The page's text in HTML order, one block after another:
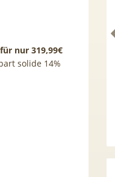
nur 319,99€
solide 14%
ING Giro + Depot
Geldeingang / U28) +
VISA + 3,75% Zinsen